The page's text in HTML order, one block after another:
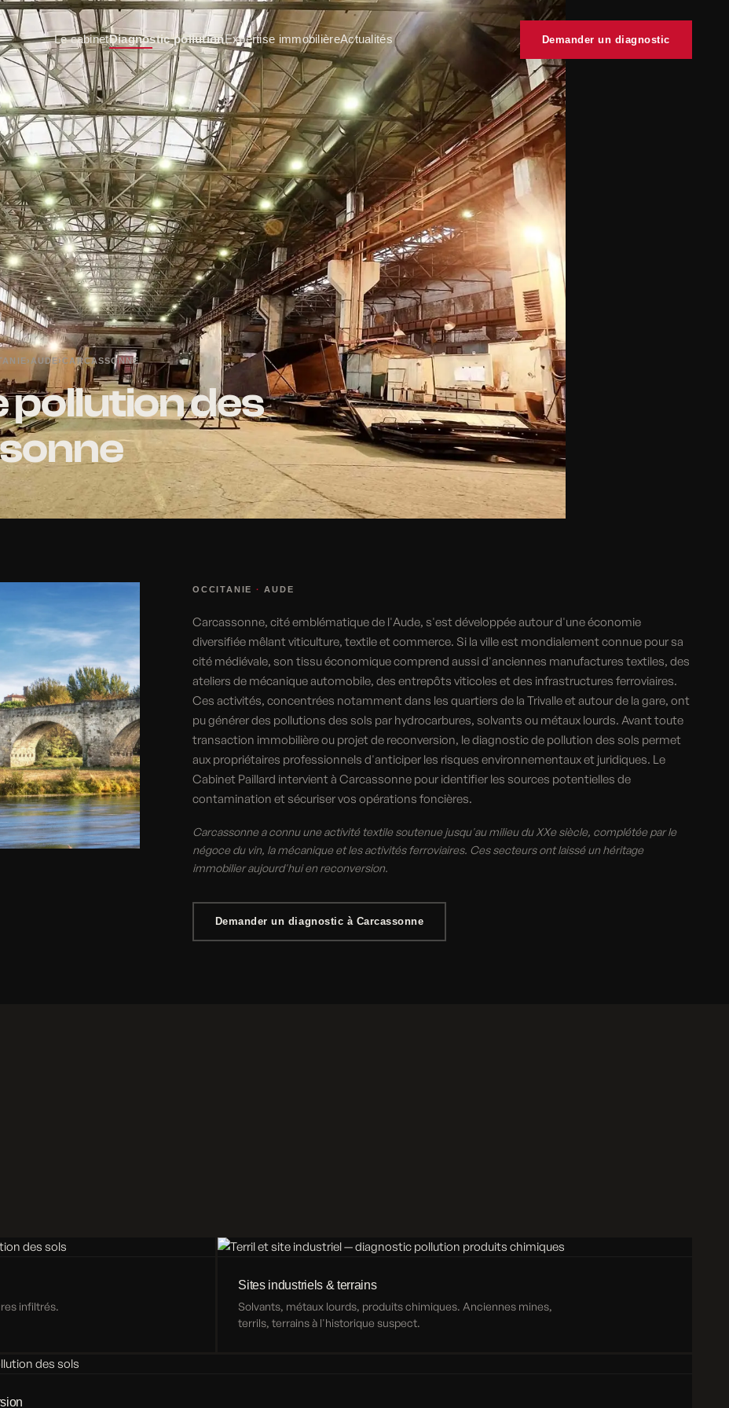
Le cabinetDiagnostic pollutionExpertise immobilièreActualités Demander un diagnostic
› AUDE›CARCASSONNE
pollution des
OCCITANIE ·AUDE
Carcassonne, cité emblématique de l'Aude, s'est développée autour d'une économie
diversifiée mêlant viticulture, textile et commerce. Si la ville est mondialement connue pour sa
cité médiévale, son tissu économique comprend aussi d'anciennes manufactures textiles, des
ateliers de mécanique automobile, des entrepôts viticoles et des infrastructures ferroviaires.
Ces activités, concentrées notamment dans les quartiers de la Trivalle et autour de la gare, ont
pu générer des pollutions des sols par hydrocarbures, solvants ou métaux lourds. Avant toute
transaction immobilière ou projet de reconversion, le diagnostic de pollution des sols permet
aux propriétaires professionnels d'anticiper les risques environnementaux et juridiques. Le
Cabinet Paillard intervient à Carcassonne pour identifier les sources potentielles de
contamination et sécuriser vos opérations foncières.
Carcassonne a connu une activité textile soutenue jusqu'au milieu du XXe siècle, complétée par le
négoce du vin, la mécanique et les activités ferroviaires. Ces secteurs ont laissé un héritage
immobilier aujourd'hui en reconversion.
Demander un diagnostic à Carcassonne
infiltrés.
Sites industriels & terrains
Solvants, métaux lourds, produits chimiques. Anciennes mines,
terrils, terrains à l'historique suspect.